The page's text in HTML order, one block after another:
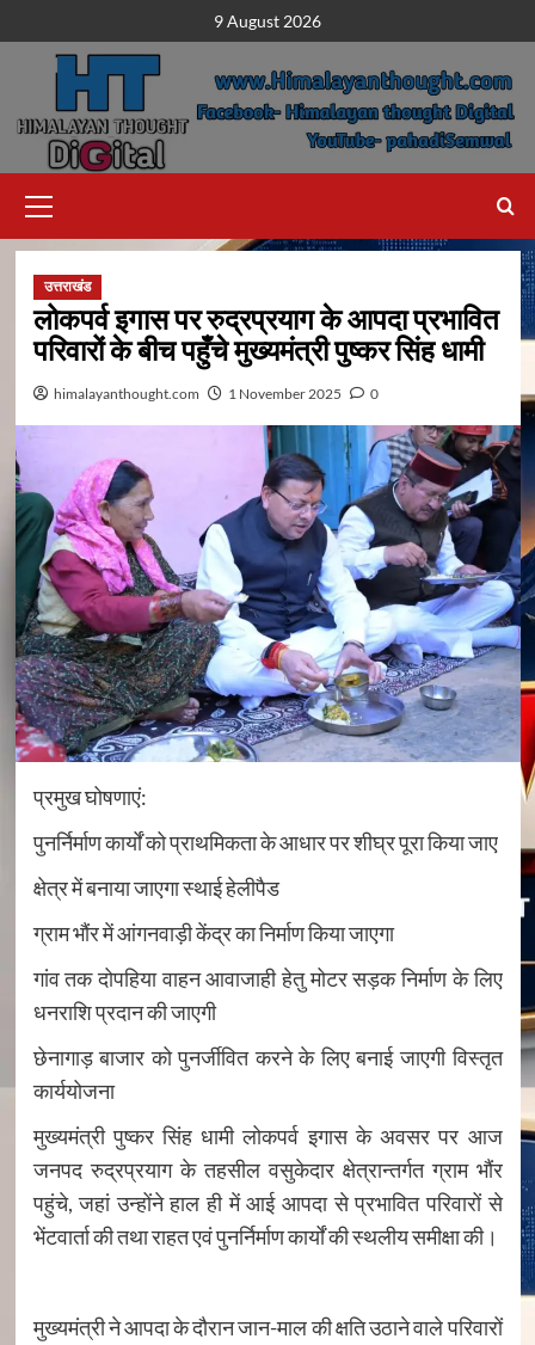
to
content
9 August 2026
Menu
उत्तराखंड
लोकपर्व इगास पर रुद्रप्रयाग के आपदा प्रभावित
परिवारों के बीच पहुँचे मुख्यमंत्री पुष्कर सिंह धामी
himalayanthought.com 1 November 2025 0
प्रमुख घोषणाएं:
पुनर्निर्माण कार्यों को प्राथमिकता के आधार पर शीघ्र पूरा किया जाए
क्षेत्र में बनाया जाएगा स्थाई हेलीपैड
ग्राम भौंर में आंगनवाड़ी केंद्र का निर्माण किया जाएगा
गांव तक दोपहिया वाहन आवाजाही हेतु मोटर सड़क निर्माण के लिए
धनराशि प्रदान की जाएगी
छेनागाड़ बाजार को पुनर्जीवित करने के लिए बनाई जाएगी विस्तृत
कार्ययोजना
मुख्यमंत्री पुष्कर सिंह धामी लोकपर्व इगास के अवसर पर आज
जनपद रुद्रप्रयाग के तहसील वसुकेदार क्षेत्रान्तर्गत ग्राम भौंर
पहुंचे, जहां उन्होंने हाल ही में आई आपदा से प्रभावित परिवारों से
भेंटवार्ता की तथा राहत एवं पुनर्निर्माण कार्यों की स्थलीय समीक्षा की।
मुख्यमंत्री ने आपदा के दौरान जान-माल की क्षति उठाने वाले परिवारों